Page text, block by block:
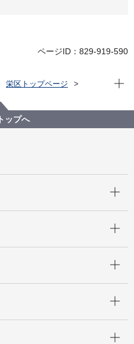
ページID：829-919-590
栄区トップページ
員の募集
現在
ップへ